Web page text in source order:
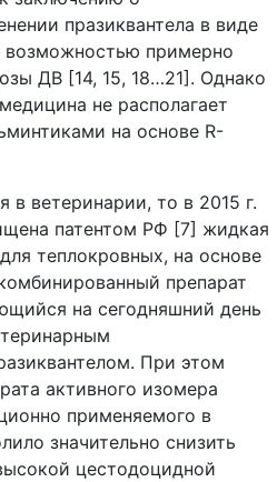
празиквантела в виде
возможностью примерно
ДВ [14, 15, 18…21]. Однако
не располагает
на основе R-
в ветеринарии, то в 2015 г.
патентом РФ [7] жидкая
теплокровных, на основе
препарат
на сегодняшний день
При этом
активного изомера
применяемого в
значительно снизить
цестодоцидной